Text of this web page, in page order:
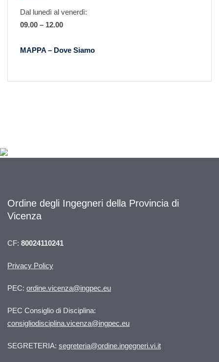
Dal lunedì al venerdì:
09.00 – 12.00
MAPPA – Dove Siamo
Ordine degli Ingegneri della Provincia di
Vicenza
CF: 80024110241
Privacy Policy
PEC: ordine.vicenza@ingpec.eu
PEC Consiglio di Disciplina:
consigliodisciplina.vicenza@ingpec.eu
SEGRETERIA: segreteria@ordine.ingegneri.vi.it